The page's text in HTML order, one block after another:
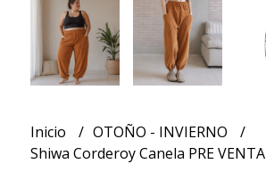
Inicio
OTOÑO - INVIERNO
Shiwa Corderoy Canela PRE VENTA